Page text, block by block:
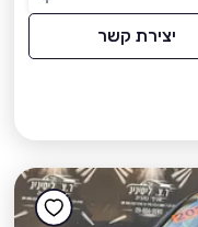
יצירת קשר